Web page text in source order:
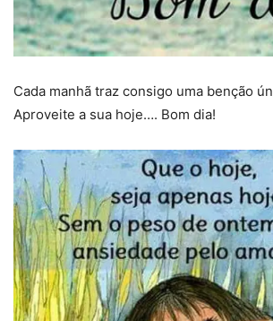
Cada manhã traz consigo uma benção
Aproveite a sua hoje…. Bom dia!